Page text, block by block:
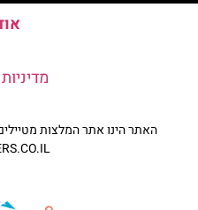
האתר הינו אתר המלצות